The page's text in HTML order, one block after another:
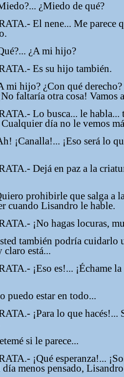
¿Miedo de qué?
El nene... Me parece
¿A mi hijo?
Es su hijo también.
hijo? ¿Con qué derecho?
faltaría otra cosa! Vamos
Lo busca... le habla...
día no le vemos
¡Canalla!... ¡Eso será lo
Dejá en paz a la
prohibirle que salga a
cuando Lisandro le hable.
¡No hagas locuras,
también podría cuidarlo
claro está...
¡Eso es!... ¡Échame la
puedo estar en todo...
¡Para lo que hacés!...
si le parece...
¡Qué esperanza!...
menos pensado,